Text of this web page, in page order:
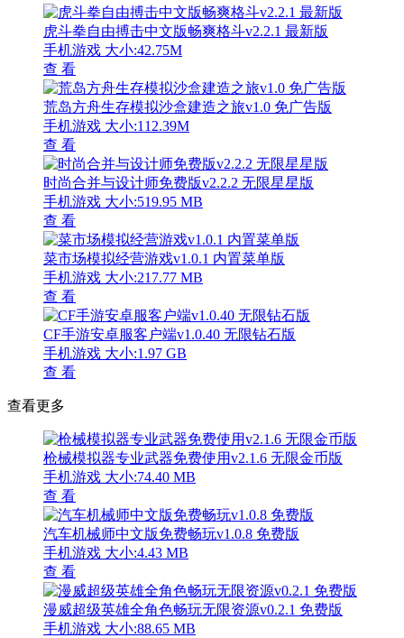
虎斗拳自由搏击中文版畅爽格斗v2.2.1 最新版
手机游戏 大小:42.75M
查 看
荒岛方舟生存模拟沙盒建造之旅v1.0 免广告版
手机游戏 大小:112.39M
查 看
时尚合并与设计师免费版v2.2.2 无限星星版
手机游戏 大小:519.95 MB
查 看
菜市场模拟经营游戏v1.0.1 内置菜单版
手机游戏 大小:217.77 MB
查 看
CF手游安卓服客户端v1.0.40 无限钻石版
手机游戏 大小:1.97 GB
查 看
查看更多
枪械模拟器专业武器免费使用v2.1.6 无限金币版
手机游戏 大小:74.40 MB
查 看
汽车机械师中文版免费畅玩v1.0.8 免费版
手机游戏 大小:4.43 MB
查 看
漫威超级英雄全角色畅玩无限资源v0.2.1 免费版
手机游戏 大小:88.65 MB